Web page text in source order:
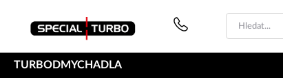
TURBODMYCHADLA